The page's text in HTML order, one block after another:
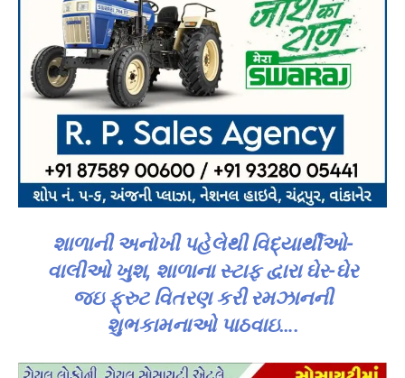
શાળાની અનોખી પહેલેથી વિદ્યાર્થીઓ-
વાલીઓ ખુશ, શાળાના સ્ટાફ દ્વારા ઘેર-ઘેર
જઇ ફ્રુટ વિતરણ કરી રમઝાનની
શુભકામનાઓ પાઠવાઇ….